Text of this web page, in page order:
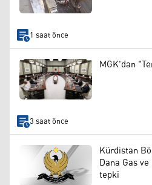
1 saat önce
MGK'dan
3 saat önce
Kürdistan
Dana Gas
tepki